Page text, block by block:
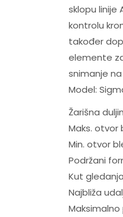
sklopu linije
kontrolu
također
elemente
snimanje
Model:
Žarišna
Maks. otvor
Min. otvor
Podržani
Kut
Najbliža